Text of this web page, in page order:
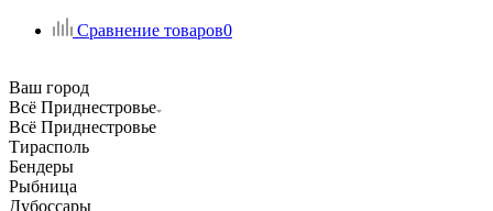
Сравнение товаров0
Ваш город
Всё Приднестровье
Всё Приднестровье
Тирасполь
Бендеры
Рыбница
Дубоссары